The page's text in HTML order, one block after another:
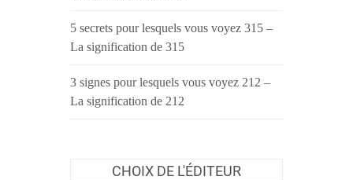
5 secrets pour lesquels vous voyez 315 –
La signification de 315
3 signes pour lesquels vous voyez 212 –
La signification de 212
CHOIX DE L'ÉDITEUR